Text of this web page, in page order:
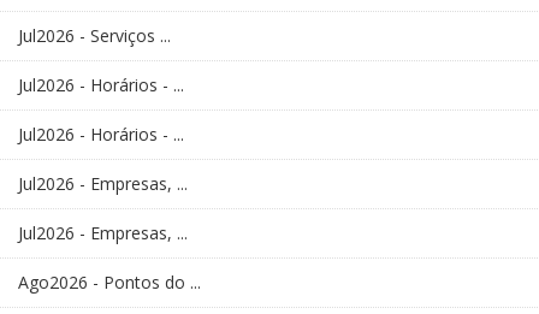
Jul2026 - Serviços ...
Jul2026 - Horários - ...
Jul2026 - Horários - ...
Jul2026 - Empresas, ...
Jul2026 - Empresas, ...
Ago2026 - Pontos do ...